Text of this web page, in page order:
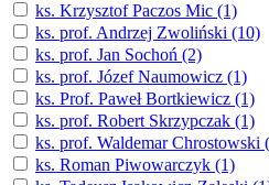
ks. Krzysztof Paczos Mic (1)
ks. prof. Andrzej Zwoliński (10)
ks. prof. Jan Sochoń (2)
ks. prof. Józef Naumowicz (1)
ks. Prof. Paweł Bortkiewicz (1)
ks. prof. Robert Skrzypczak (1)
ks. prof. Waldemar Chrostowski
ks. Roman Piwowarczyk (1)